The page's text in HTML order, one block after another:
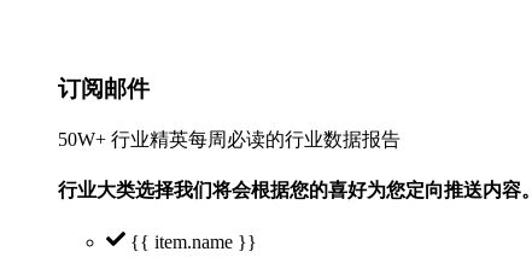
订阅邮件
50W+ 行业精英每周必读的行业数据报告
行业大类选择我们将会根据您的喜好为您定向推送内容。
{{ item.name }}